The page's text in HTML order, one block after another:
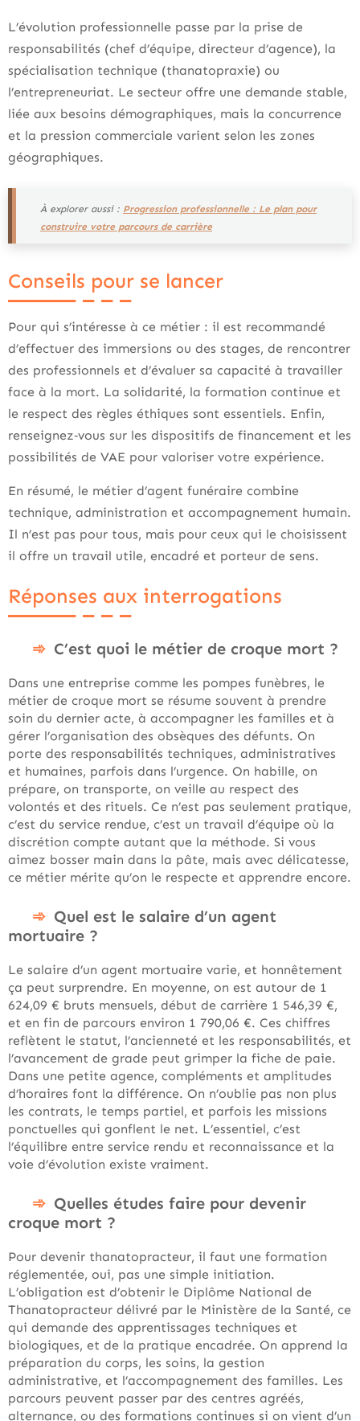
L’évolution professionnelle passe par la prise de
responsabilités (chef d’équipe, directeur d’agence), la
spécialisation technique (thanatopraxie) ou
l’entrepreneuriat. Le secteur offre une demande stable,
liée aux besoins démographiques, mais la concurrence
et la pression commerciale varient selon les zones
géographiques.
À explorer aussi : Progression professionnelle : Le plan pour
construire votre parcours de carrière
Conseils pour se lancer
Pour qui s’intéresse à ce métier : il est recommandé
d’effectuer des immersions ou des stages, de rencontrer
des professionnels et d’évaluer sa capacité à travailler
face à la mort. La solidarité, la formation continue et
le respect des règles éthiques sont essentiels. Enfin,
renseignez‑vous sur les dispositifs de financement et les
possibilités de VAE pour valoriser votre expérience.
En résumé, le métier d’agent funéraire combine
technique, administration et accompagnement humain.
Il n’est pas pour tous, mais pour ceux qui le choisissent
il offre un travail utile, encadré et porteur de sens.
Réponses aux interrogations
C’est quoi le métier de croque mort ?
Dans une entreprise comme les pompes funèbres, le
métier de croque mort se résume souvent à prendre
soin du dernier acte, à accompagner les familles et à
gérer l’organisation des obsèques des défunts. On
porte des responsabilités techniques, administratives
et humaines, parfois dans l’urgence. On habille, on
prépare, on transporte, on veille au respect des
volontés et des rituels. Ce n’est pas seulement pratique,
c’est du service rendue, c’est un travail d’équipe où la
discrétion compte autant que la méthode. Si vous
aimez bosser main dans la pâte, mais avec délicatesse,
ce métier mérite qu’on le respecte et apprendre encore.
Quel est le salaire d’un agent
mortuaire ?
Le salaire d’un agent mortuaire varie, et honnêtement
ça peut surprendre. En moyenne, on est autour de 1
624,09 € bruts mensuels, début de carrière 1 546,39 €,
et en fin de parcours environ 1 790,06 €. Ces chiffres
reflètent le statut, l’ancienneté et les responsabilités, et
l’avancement de grade peut grimper la fiche de paie.
Dans une petite agence, compléments et amplitudes
d’horaires font la différence. On n’oublie pas non plus
les contrats, le temps partiel, et parfois les missions
ponctuelles qui gonflent le net. L’essentiel, c’est
l’équilibre entre service rendu et reconnaissance et la
voie d’évolution existe vraiment.
Quelles études faire pour devenir
croque mort ?
Pour devenir thanatopracteur, il faut une formation
réglementée, oui, pas une simple initiation.
L’obligation est d’obtenir le Diplôme National de
Thanatopracteur délivré par le Ministère de la Santé, ce
qui demande des apprentissages techniques et
biologiques, et de la pratique encadrée. On apprend la
préparation du corps, les soins, la gestion
administrative, et l’accompagnement des familles. Les
parcours peuvent passer par des centres agréés,
alternance, ou des formations continues si on vient d’un